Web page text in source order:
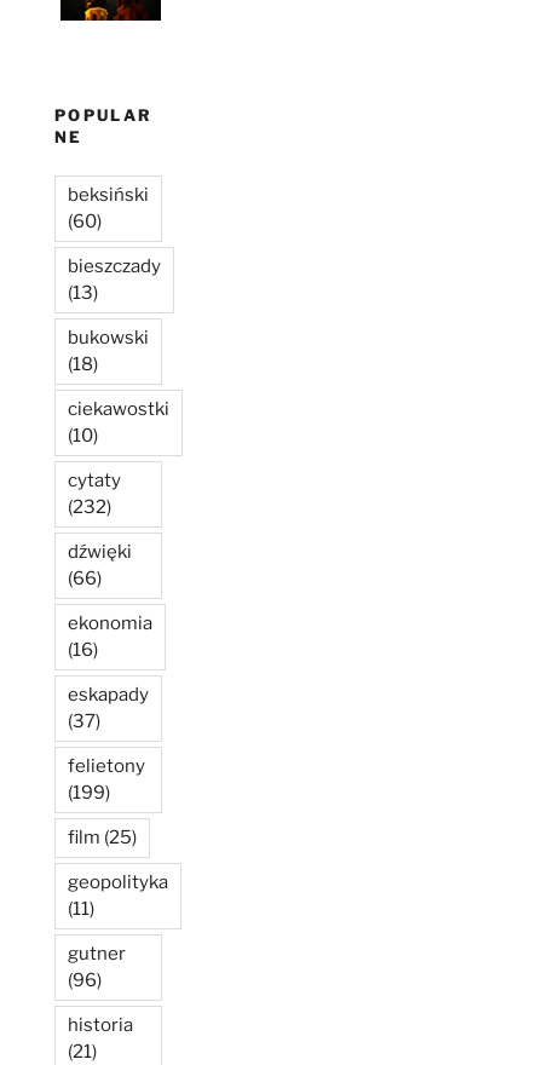
POPULAR
NE
beksiński
(60)
bieszczady
(13)
bukowski
(18)
ciekawostki
(10)
cytaty
(232)
dźwięki
(66)
ekonomia
(16)
eskapady
(37)
felietony
(199)
film (25)
geopolityka
(11)
gutner
(96)
historia
(21)